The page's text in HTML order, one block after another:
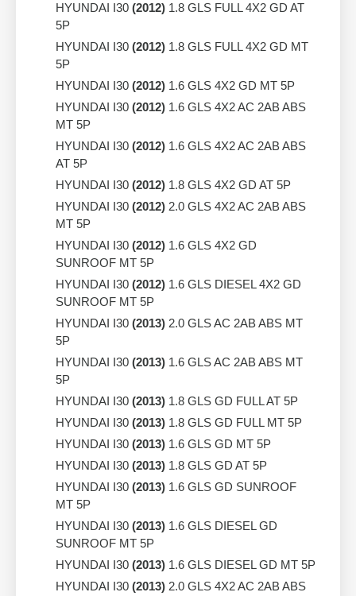
HYUNDAI I30 (2012) 1.8 GLS FULL 4X2 GD AT
5P
HYUNDAI I30 (2012) 1.8 GLS FULL 4X2 GD MT
5P
HYUNDAI I30 (2012) 1.6 GLS 4X2 GD MT 5P
HYUNDAI I30 (2012) 1.6 GLS 4X2 AC 2AB ABS
MT 5P
HYUNDAI I30 (2012) 1.6 GLS 4X2 AC 2AB ABS
AT 5P
HYUNDAI I30 (2012) 1.8 GLS 4X2 GD AT 5P
HYUNDAI I30 (2012) 2.0 GLS 4X2 AC 2AB ABS
MT 5P
HYUNDAI I30 (2012) 1.6 GLS 4X2 GD
SUNROOF MT 5P
HYUNDAI I30 (2012) 1.6 GLS DIESEL 4X2 GD
SUNROOF MT 5P
HYUNDAI I30 (2013) 2.0 GLS AC 2AB ABS MT
5P
HYUNDAI I30 (2013) 1.6 GLS AC 2AB ABS MT
5P
HYUNDAI I30 (2013) 1.8 GLS GD FULL AT 5P
HYUNDAI I30 (2013) 1.8 GLS GD FULL MT 5P
HYUNDAI I30 (2013) 1.6 GLS GD MT 5P
HYUNDAI I30 (2013) 1.8 GLS GD AT 5P
HYUNDAI I30 (2013) 1.6 GLS GD SUNROOF
MT 5P
HYUNDAI I30 (2013) 1.6 GLS DIESEL GD
SUNROOF MT 5P
HYUNDAI I30 (2013) 1.6 GLS DIESEL GD MT 5P
HYUNDAI I30 (2013) 2.0 GLS 4X2 AC 2AB ABS